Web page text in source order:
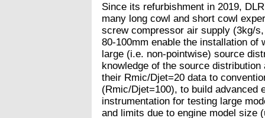
Since its refurbishment in 2019,
many long cowl and short cowl
screw compressor air supply (3kg/
80-100mm enable the installation
large (i.e. non-pointwise) source
knowledge of the source
their Rmic/Djet=20 data to
(Rmic/Djet=100), to build advanced
instrumentation for testing large
and limits due to engine model size